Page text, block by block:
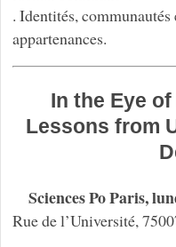
. Identités,
appartenances.
In the Eye
Lessons from
Sciences Po Paris,
Rue de l’Université,